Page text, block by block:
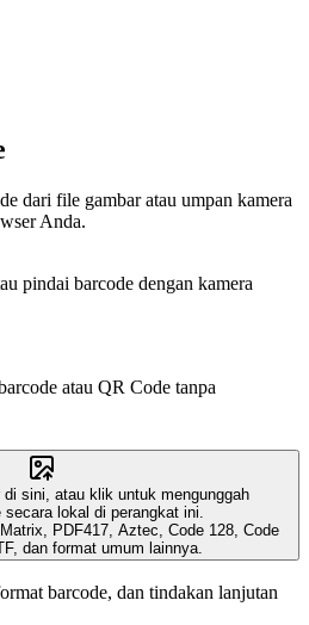
dari file gambar atau umpan kamera
Anda.
pindai barcode dengan kamera
atau QR Code tanpa
sini, atau klik untuk mengunggah
lokal di perangkat ini.
PDF417, Aztec, Code 128, Code
dan format umum lainnya.
barcode, dan tindakan lanjutan